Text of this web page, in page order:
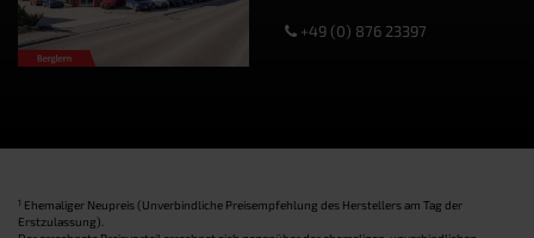
+49 (0) 876 23397
1 Ehemaliger Neupreis (Unverbindliche Preisempfehlung des Herstellers am Tag der
Erstzulassung).